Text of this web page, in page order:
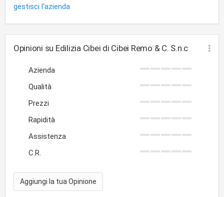
gestisci l'azienda
Opinioni su Edilizia Cibei di Cibei Remo & C. S.n.c
Azienda
Qualità
Prezzi
Rapidità
Assistenza
C.R.
Aggiungi la tua Opinione